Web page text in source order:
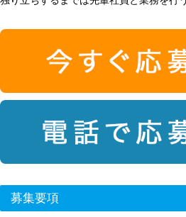
募集要項